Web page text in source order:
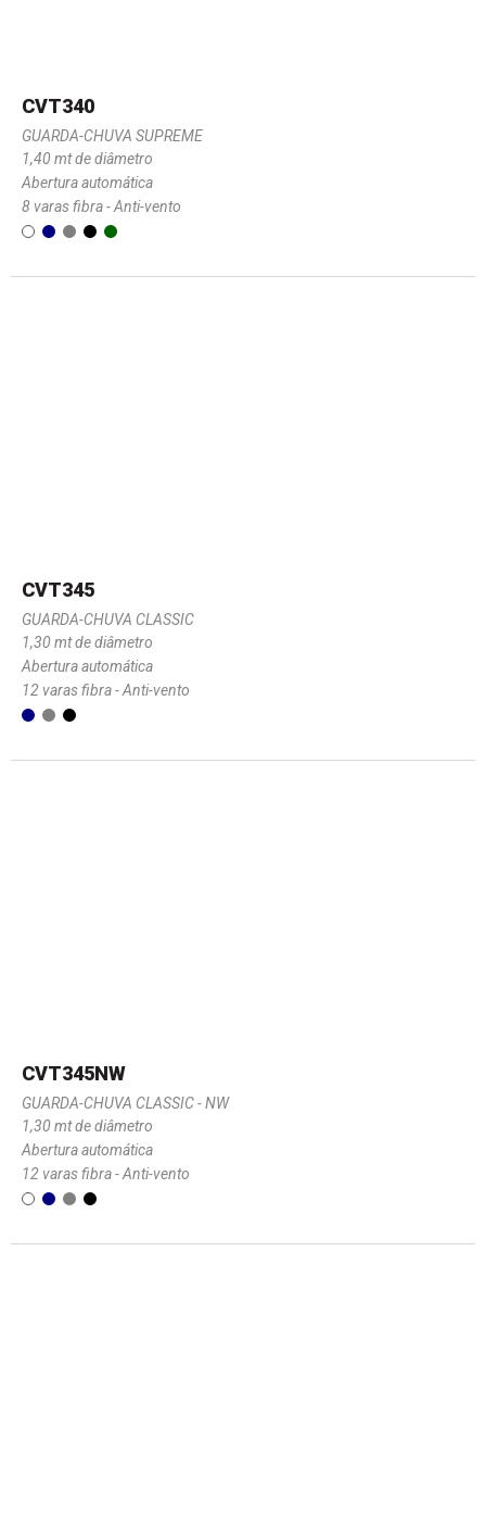
CVT340
GUARDA-CHUVA SUPREME
1,40 mt de diâmetro
Abertura automática
8 varas fibra - Anti-vento
CVT345
GUARDA-CHUVA CLASSIC
1,30 mt de diâmetro
Abertura automática
12 varas fibra - Anti-vento
CVT345NW
GUARDA-CHUVA CLASSIC - NW
1,30 mt de diâmetro
Abertura automática
12 varas fibra - Anti-vento